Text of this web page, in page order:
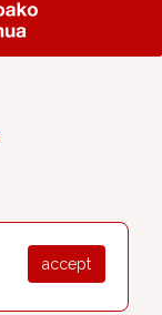
accept